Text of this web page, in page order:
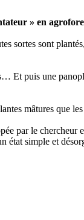
» en
sortes sont
Et puis une
mâtures que
par le chercheur
état simple et